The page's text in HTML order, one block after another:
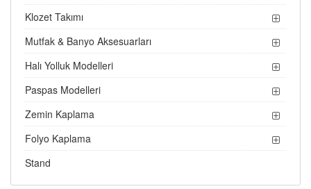
Klozet Takımı
Mutfak & Banyo Aksesuarları
Halı Yolluk Modelleri
Paspas Modelleri
Zemin Kaplama
Folyo Kaplama
Stand